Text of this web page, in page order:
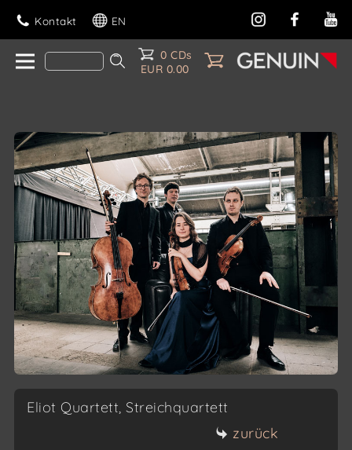
Kontakt EN
0 CDs
EUR 0.00
Eliot Quartett, Streichquartett
zurück